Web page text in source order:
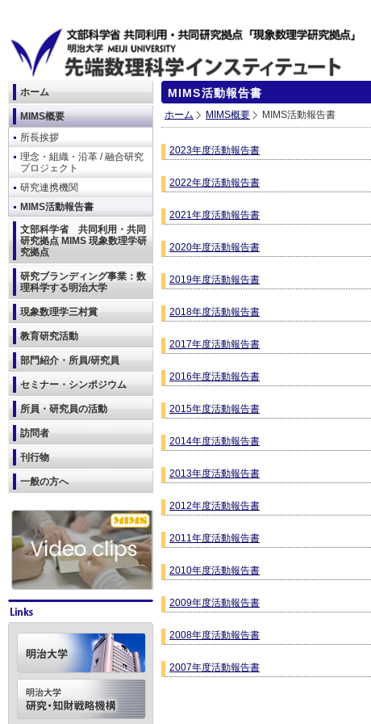
MIMS活動報告書
ホーム MIMS概要 MIMS活動報告書
2023年度活動報告書
2022年度活動報告書
2021年度活動報告書
2020年度活動報告書
2019年度活動報告書
2018年度活動報告書
2017年度活動報告書
2016年度活動報告書
2015年度活動報告書
2014年度活動報告書
2013年度活動報告書
2012年度活動報告書
2011年度活動報告書
2010年度活動報告書
2009年度活動報告書
2008年度活動報告書
2007年度活動報告書
ホーム
MIMS概要
所長挨拶
理念・組織・沿革 / 融合研究
プロジェクト
研究連携機関
MIMS活動報告書
文部科学省 共同利用・共同
研究拠点 MIMS 現象数理学研
究拠点
研究ブランディング事業：数
理科学する明治大学
現象数理学三村賞
教育研究活動
部門紹介・所員/研究員
セミナー・シンポジウム
所員・研究員の活動
訪問者
刊行物
一般の方へ